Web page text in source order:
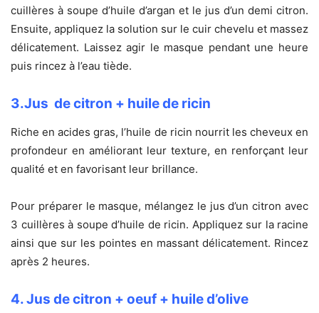
cuillères à soupe d’huile d’argan et le jus d’un demi citron.
Ensuite, appliquez la solution sur le cuir chevelu et massez
délicatement. Laissez agir le masque pendant une heure
puis rincez à l’eau tiède.
3.Jus de citron + huile de ricin
Riche en acides gras, l’huile de ricin nourrit les cheveux en
profondeur en améliorant leur texture, en renforçant leur
qualité et en favorisant leur brillance.
Pour préparer le masque, mélangez le jus d’un citron avec
3 cuillères à soupe d’huile de ricin. Appliquez sur la racine
ainsi que sur les pointes en massant délicatement. Rincez
après 2 heures.
4. Jus de citron + oeuf + huile d’olive